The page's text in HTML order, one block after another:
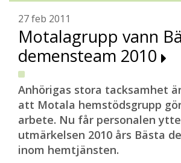
27 feb 2011
Motalagrupp vann
demensteam 2010
Anhörigas stora tacksamhet
att Motala hemstödsgrupp
arbete. Nu får personalen
utmärkelsen 2010 års Bästa
inom hemtjänsten.